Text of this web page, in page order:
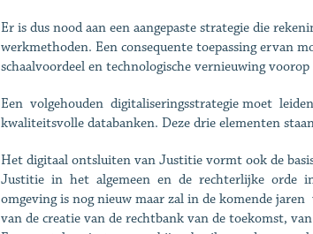
Er is dus nood aan een aangepaste strategie die
werkmethoden. Een consequente toepassing ervan
schaalvoordeel en technologische vernieuwing
Een volgehouden digitaliseringsstrategie moet
kwaliteitsvolle databanken. Deze drie elementen
Het digitaal ontsluiten van Justitie vormt ook de
Justitie in het algemeen en de rechterlijke orde in
omgeving is nog nieuw maar zal in de komende
van de creatie van de rechtbank van de toekomst,